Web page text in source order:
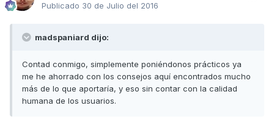
Publicado 30 de Julio del 2016
madspaniard dijo:
Contad conmigo, simplemente poniéndonos prácticos ya
me he ahorrado con los consejos aquí encontrados mucho
más de lo que aportaría, y eso sin contar con la calidad
humana de los usuarios.